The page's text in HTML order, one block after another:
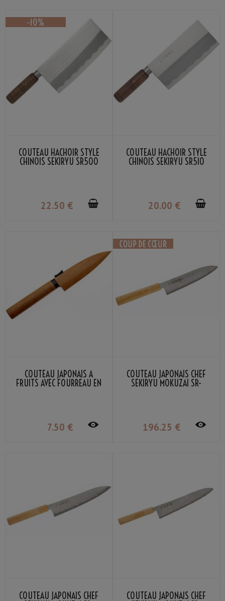
COUTEAU HACHOIR STYLE
CHINOIS SEKIRYU SR500
22.50 €
COUTEAU HACHOIR STYLE
CHINOIS SEKIRYU SR510
20.00 €
COUTEAU JAPONAIS À
FRUITS AVEC FOURREAU EN
7.50 €
COUTEAU JAPONAIS CHEF
SEKIRYU MOKUZAI SR-
196.25 €
COUTEAU JAPONAIS CHEF COUTEAU JAPONAIS CHEF